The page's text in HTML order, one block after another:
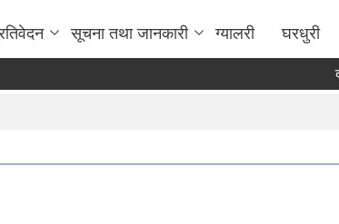
सूचना तथा जानकारी ग्यालरी घरधुरी